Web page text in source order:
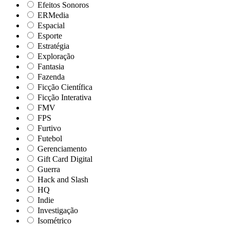
Efeitos Sonoros
ERMedia
Espacial
Esporte
Estratégia
Exploração
Fantasia
Fazenda
Ficção Científica
Ficção Interativa
FMV
FPS
Furtivo
Futebol
Gerenciamento
Gift Card Digital
Guerra
Hack and Slash
HQ
Indie
Investigação
Isométrico